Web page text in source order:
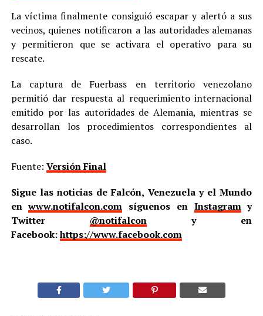
La víctima finalmente consiguió escapar y alertó a sus
vecinos, quienes notificaron a las autoridades alemanas
y permitieron que se activara el operativo para su
rescate.
La captura de Fuerbass en territorio venezolano
permitió dar respuesta al requerimiento internacional
emitido por las autoridades de Alemania, mientras se
desarrollan los procedimientos correspondientes al
caso.
Fuente: Versión Final
Sigue las noticias de Falcón, Venezuela y el Mundo
enwww.notifalcon.com síguenos en Instagramy
Twitter @notifalcony en
Facebook:https://www.facebook.com